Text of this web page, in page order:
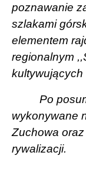
poznawanie
szlakami
elementem
regionalnym
Po
wykonywane
Zuchowa
rywalizacji.